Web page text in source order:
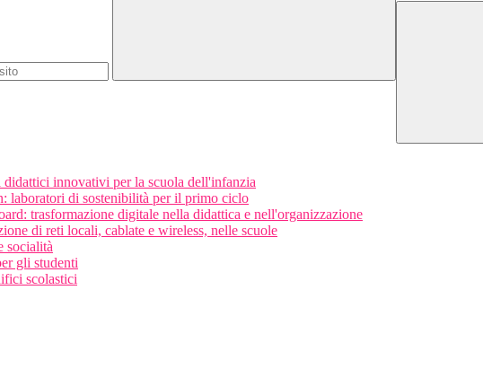
innovativi per la scuola dell'infanzia
laboratori di sostenibilità per il primo ciclo
trasformazione digitale nella didattica e nell'organizzazione
di reti locali, cablate e wireless, nelle scuole
socialità
gli studenti
scolastici